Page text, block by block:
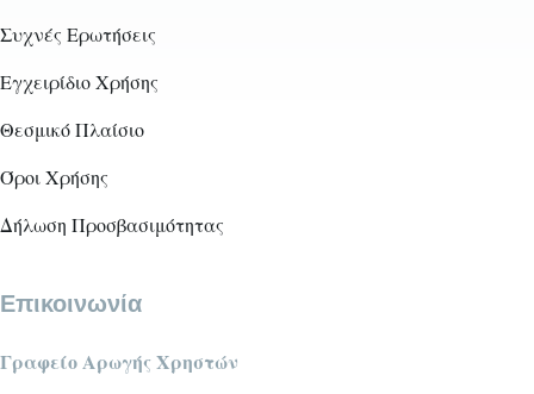
Συχνές Ερωτήσεις
Εγχειρίδιο Χρήσης
Θεσμικό Πλαίσιο
Όροι Χρήσης
Δήλωση Προσβασιμότητας
Επικοινωνία
Γραφείο Αρωγής Χρηστών